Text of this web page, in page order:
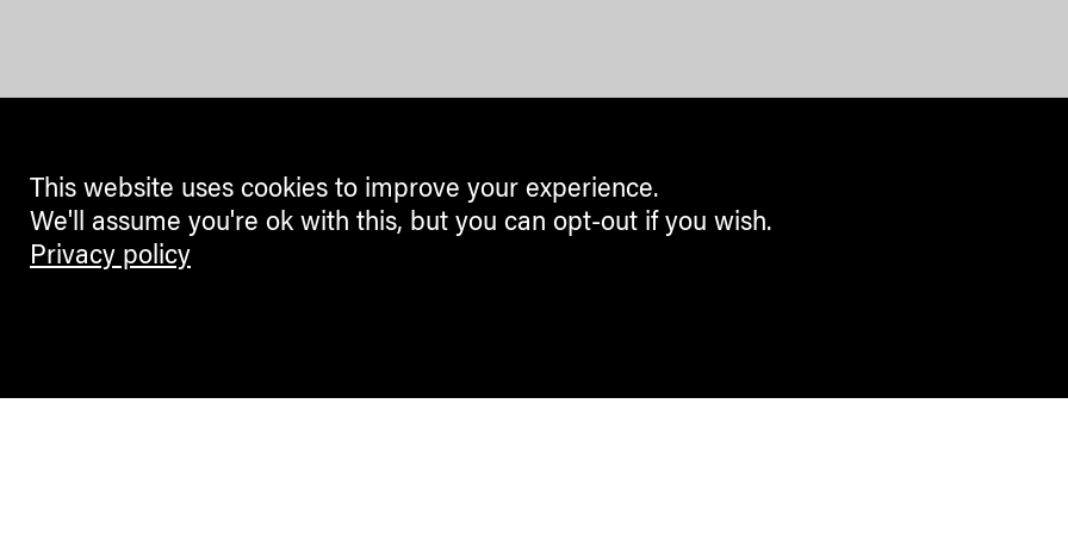
This website uses cookies to improve your experience.
We'll assume you're ok with this, but you can opt-out if you wish.
Privacy policy